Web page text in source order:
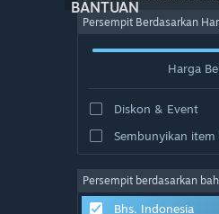
BANTUAN
Persempit Berdasarkan
Harga
Diskon & Event
Sembunyikan item
Persempit berdasarkan
Bhs. Indonesia